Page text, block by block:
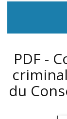
PDF -
du